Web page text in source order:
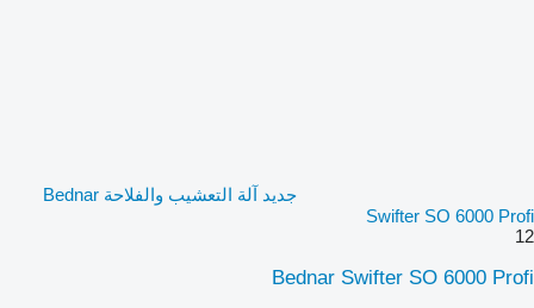
جديد آلة التعشيب والفلاحة Bednar
Swifter SO 6000 Profi
12
Bednar Swifter SO 6000 Profi